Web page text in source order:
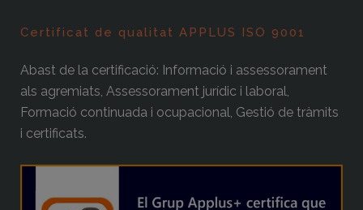
Certificat de qualitat APPLUS ISO 9001
Abast de la certificació: Informació i assessorament
als agremiats, Assessorament jurídic i laboral,
Formació continuada i ocupacional, Gestió de tràmits
i certificats.